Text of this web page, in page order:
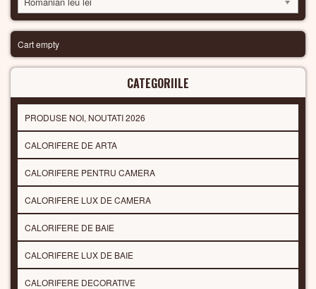
Cart empty
CATEGORIILE
PRODUSE NOI, NOUTATI 2026
CALORIFERE DE ARTA
CALORIFERE PENTRU CAMERA
CALORIFERE LUX DE CAMERA
CALORIFERE DE BAIE
CALORIFERE LUX DE BAIE
CALORIFERE DECORATIVE